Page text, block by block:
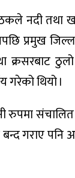
नदी तथा
प्रमुख
क्रसरबाट
गरेको थियो ।
संचालित
गराए पनि